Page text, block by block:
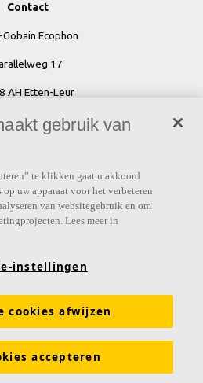
Contact
Gobain Ecophon
17
AH Etten-Leur
info@ecophon.nl
gebruik van
te klikken gaat u akkoord
uw apparaat voor het verbeteren
van websitegebruik en om
Lees meer in
instellingen
cookies afwijzen
accepteren